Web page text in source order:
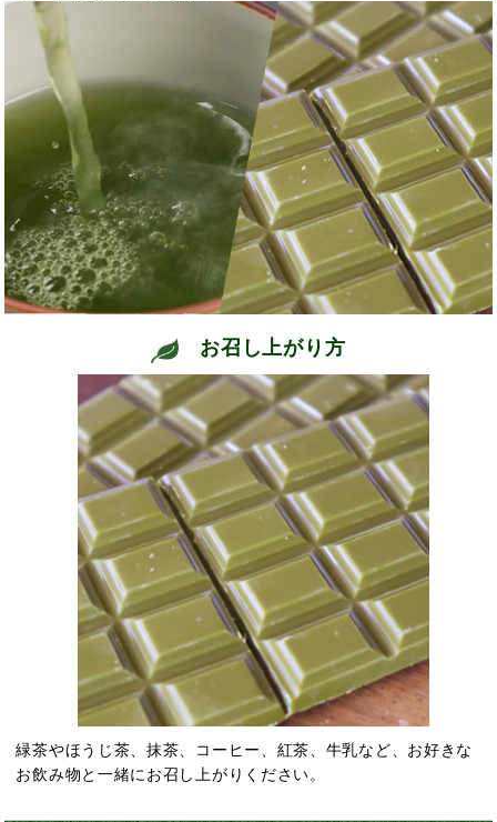
お召し上がり方
緑茶やほうじ茶、抹茶、コーヒー、紅茶、牛乳など、お好きな
お飲み物と一緒にお召し上がりください。